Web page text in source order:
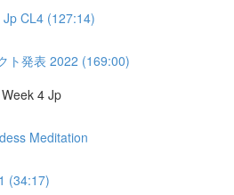
CL4 (127:14)
ト発表 2022 (169:00)
4 Jp
Meditation
(34:17)